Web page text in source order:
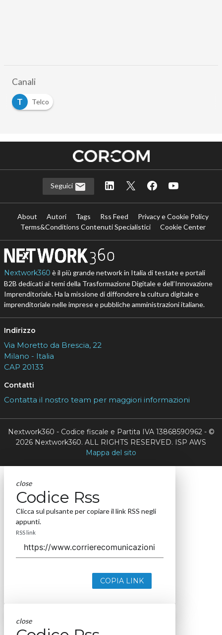
Canali
T
Telco
Seguici
About Autori Tags Rss Feed
Privacy e Cookie Policy
Terms&Conditions Contenuti Specialistici
Cookie Center
Nextwork360 è il più grande network in Italia di testate e portali
B2B dedicati ai temi della Trasformazione Digitale e dell’Innovazione
Imprenditoriale. Ha la missione di diffondere la cultura digitale e
imprenditoriale nelle imprese e pubbliche amministrazioni italiane.
Indirizzo
Via Moretto da Brescia, 22
Milano - Italia
CAP 20133
Contatti
Contatta il nostro team per maggiori informazioni
Nextwork360 - Codice fiscale e Partita IVA 13868590962 - ©
2026 Nextwork360. ALL RIGHTS RESERVED. ISP AWS
Mappa del sito
close
Codice Rss
Clicca sul pulsante per copiare il link RSS negli
appunti.
RSS link
COPIA LINK
close